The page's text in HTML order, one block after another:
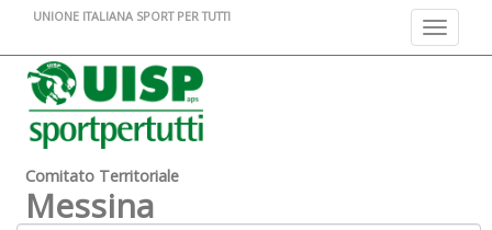
Toggle
UNIONE ITALIANA SPORT PER TUTTI
Comitato Territoriale
Messina